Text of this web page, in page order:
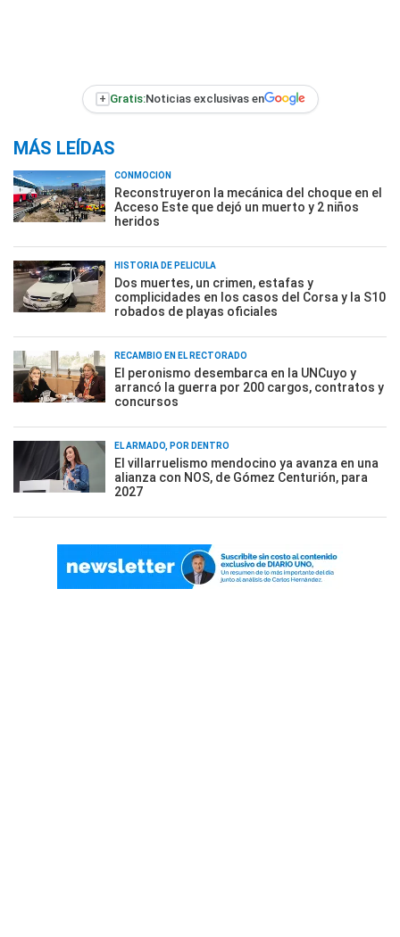
+ Gratis:Noticias exclusivas en
MÁS LEÍDAS
CONMOCIÓN
Reconstruyeron la mecánica del choque en el
Acceso Este que dejó un muerto y 2 niños
heridos
HISTORIA DE PELÍCULA
Dos muertes, un crimen, estafas y
complicidades en los casos del Corsa y la S10
robados de playas oficiales
RECAMBIO EN EL RECTORADO
El peronismo desembarca en la UNCuyo y
arrancó la guerra por 200 cargos, contratos y
concursos
EL ARMADO, POR DENTRO
El villarruelismo mendocino ya avanza en una
alianza con NOS, de Gómez Centurión, para
2027